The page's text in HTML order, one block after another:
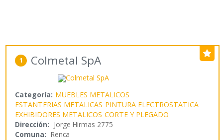
1 Colmetal SpA
Categoría: MUEBLES METALICOS
ESTANTERIAS METALICAS PINTURA ELECTROSTATICA
EXHIBIDORES METALICOS CORTE Y PLEGADO
Dirección: Jorge Hirmas 2775
Comuna: Renca